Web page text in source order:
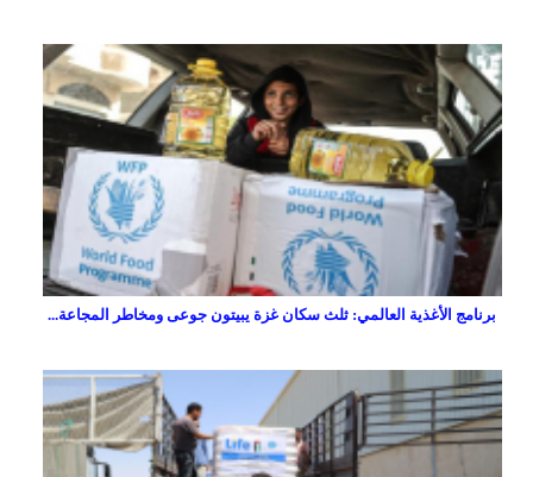
برنامج الأغذية العالمي: ثلث سكان غزة يبيتون جوعى ومخاطر المجاعة...